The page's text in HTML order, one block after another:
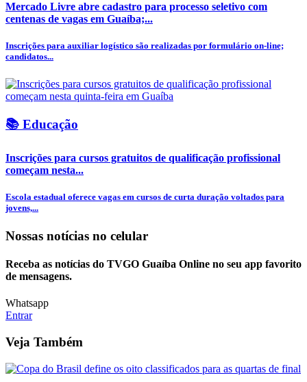
Mercado Livre abre cadastro para processo seletivo com
centenas de vagas em Guaíba;...
Inscrições para auxiliar logístico são realizadas por formulário on-line;
candidatos...
📚 Educação
Inscrições para cursos gratuitos de qualificação profissional
começam nesta...
Escola estadual oferece vagas em cursos de curta duração voltados para
jovens,...
Nossas notícias no celular
Receba as notícias do TVGO Guaíba Online no seu app favorito
de mensagens.
Whatsapp
Entrar
Veja Também